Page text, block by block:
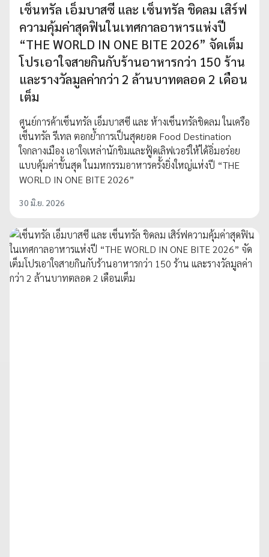
เซ็นทรัล เอ็มบาสซี และ เซ็นทรัล ชิดลม เสิร์ฟ
ความคุ้มค่าสุดฟินในเทศกาลอาหารแห่งปี
“THE WORLD IN ONE BITE 2026” จัดเต็ม
โปรเอาใจสายกินกับร้านอาหารกว่า 150 ร้าน
และรางวัลมูลค่ากว่า 2 ล้านบาทตลอด 2 เดือน
เต็ม
ศูนย์การค้าเซ็นทรัล เอ็มบาสซี และ ห้างเซ็นทรัลชิดลม ในเครือ
เซ็นทรัล รีเทล ตอกย้ำการเป็นสุดยอด Food Destination
ใจกลางเมือง เอาใจเหล่านักชิมและฟู้ดเลิฟเวอร์ให้ได้อิ่มอร่อย
แบบคุ้มค่าขั้นสุด ในมหกรรมอาหารครั้งยิ่งใหญ่แห่งปี “THE
WORLD IN ONE BITE 2026”
30 มิ.ย. 2026